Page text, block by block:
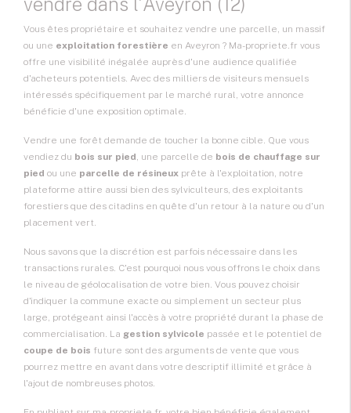
Vous êtes propriétaire et souhaitez vendre une parcelle, un massif
ou une exploitation forestière en Aveyron ? Ma-propriete.fr vous
offre une visibilité inégalée auprès d'une audience qualifiée
d'acheteurs potentiels. Avec des milliers de visiteurs mensuels
intéressés spécifiquement par le marché rural, votre annonce
bénéficie d'une exposition optimale.
Vendre une forêt demande de toucher la bonne cible. Que vous
vendiez du bois sur pied, une parcelle de bois de chauffage sur
pied ou une parcelle de résineux prête à l'exploitation, notre
plateforme attire aussi bien des sylviculteurs, des exploitants
forestiers que des citadins en quête d'un retour à la nature ou d'un
placement vert.
Nous savons que la discrétion est parfois nécessaire dans les
transactions rurales. C'est pourquoi nous vous offrons le choix dans
le niveau de géolocalisation de votre bien. Vous pouvez choisir
d'indiquer la commune exacte ou simplement un secteur plus
large, protégeant ainsi l'accès à votre propriété durant la phase de
commercialisation. La gestion sylvicole passée et le potentiel de
coupe de bois future sont des arguments de vente que vous
pourrez mettre en avant dans votre descriptif illimité et grâce à
l'ajout de nombreuses photos.